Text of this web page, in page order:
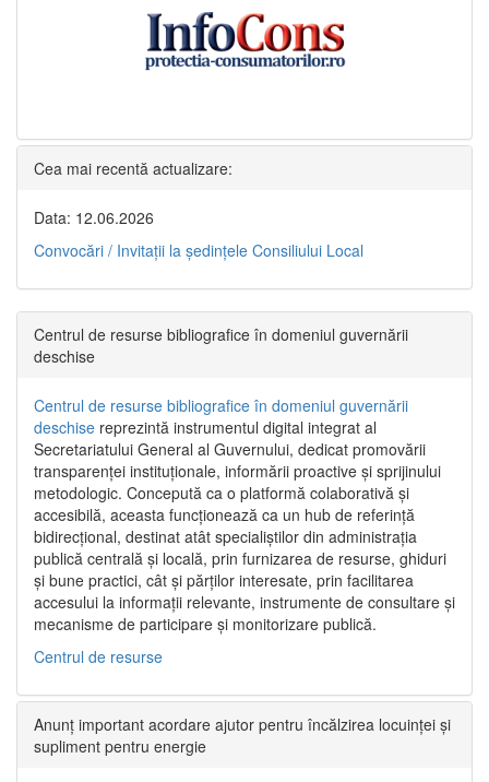
Cea mai recentă actualizare:
Data: 12.06.2026
Convocări / Invitaţii la şedinţele Consiliului Local
Centrul de resurse bibliografice în domeniul guvernării
deschise
Centrul de resurse bibliografice în domeniul guvernării
deschise reprezintă instrumentul digital integrat al
Secretariatului General al Guvernului, dedicat promovării
transparenței instituționale, informării proactive și sprijinului
metodologic. Concepută ca o platformă colaborativă și
accesibilă, aceasta funcționează ca un hub de referință
bidirecțional, destinat atât specialiștilor din administrația
publică centrală și locală, prin furnizarea de resurse, ghiduri
și bune practici, cât și părților interesate, prin facilitarea
accesului la informații relevante, instrumente de consultare și
mecanisme de participare și monitorizare publică.
Centrul de resurse
Anunț important acordare ajutor pentru încălzirea locuinței și
supliment pentru energie